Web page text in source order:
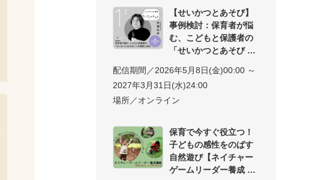
【せいかつとあそび】
事例検討：保育者が悩
む、こどもと保護者の
「せいかつとあそび
配信期間／2026年5月8日(金)00:00 ～
2027年3月31日(水)24:00
場所／オンライン
保育で今すぐ役立つ！
子どもの感性をのばす
自然遊び【ネイチャー
ゲームリーダー養成